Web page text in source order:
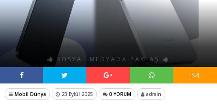
SOSYAL MEDYADA PAYLAŞ
Mobil Dünya 23 Eylül 2025 0 YORUM admin